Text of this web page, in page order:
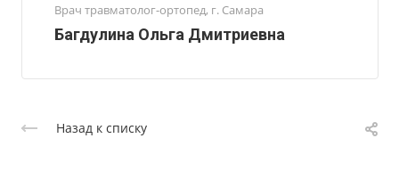
Врач травматолог-ортопед, г. Самара
Багдулина Ольга Дмитриевна
Назад к списку